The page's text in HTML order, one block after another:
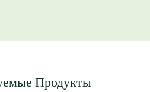
Продукты